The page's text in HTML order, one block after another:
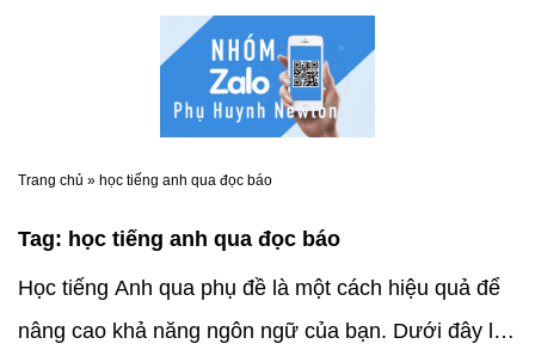
Trang chủ » học tiếng anh qua đọc báo
Tag: học tiếng anh qua đọc báo
Học tiếng Anh qua phụ đề là một cách hiệu quả để
nâng cao khả năng ngôn ngữ của bạn. Dưới đây là